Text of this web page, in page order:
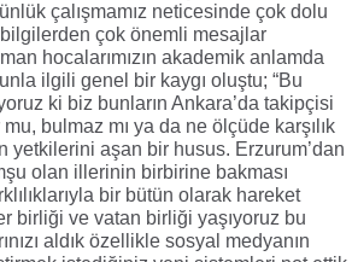
çalışmamız neticesinde çok dolu
çok önemli mesajlar
hocalarımızın akademik anlamda
ilgili genel bir kaygı oluştu; “Bu
ki biz bunların Ankara’da takipçisi
bulmaz mı ya da ne ölçüde karşılık
aşan bir husus. Erzurum’dan
olan illerinin birbirine bakması
bir bütün olarak hareket
birliği ve vatan birliği yaşıyoruz bu
aldık özellikle sosyal medyanın